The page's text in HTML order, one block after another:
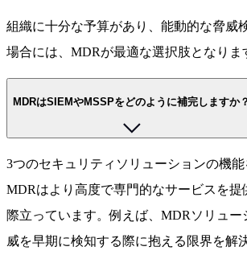
組織に十分な予算があり、能動的な脅威
場合には、MDRが最適な選択肢となりま
MDRはSIEMやMSSPをどのように補完しますか？
3つのセキュリティソリューションの機能
MDRはより高度で専門的なサービスを提
際立っています。例えば、MDRソリュー
威を早期に検知する際に抱える限界を解